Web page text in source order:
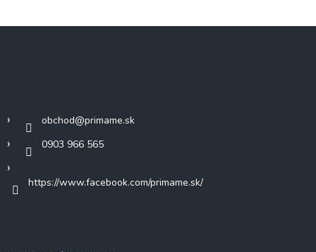
obchod@primame.sk
0903 966 565
https://www.facebook.com/primame.sk/